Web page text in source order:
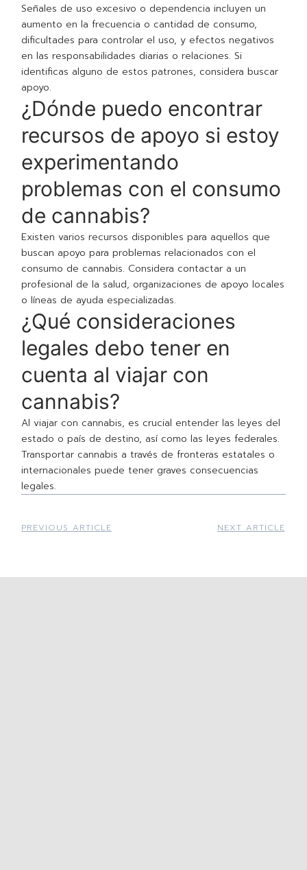
Señales de uso excesivo o dependencia incluyen un
aumento en la frecuencia o cantidad de consumo,
dificultades para controlar el uso, y efectos negativos
en las responsabilidades diarias o relaciones. Si
identificas alguno de estos patrones, considera buscar
apoyo.
¿Dónde puedo encontrar
recursos de apoyo si estoy
experimentando
problemas con el consumo
de cannabis?
Existen varios recursos disponibles para aquellos que
buscan apoyo para problemas relacionados con el
consumo de cannabis. Considera contactar a un
profesional de la salud, organizaciones de apoyo locales
o líneas de ayuda especializadas.
¿Qué consideraciones
legales debo tener en
cuenta al viajar con
cannabis?
Al viajar con cannabis, es crucial entender las leyes del
estado o país de destino, así como las leyes federales.
Transportar cannabis a través de fronteras estatales o
internacionales puede tener graves consecuencias
legales.
PREVIOUS ARTICLE NEXT ARTICLE